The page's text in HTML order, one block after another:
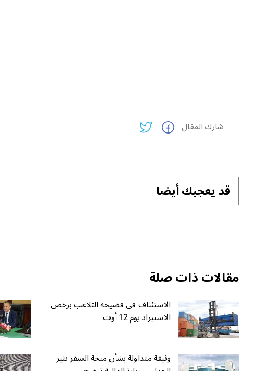
شارك المقال
قد يعجبك أيضا
مقالات ذات صلة
الاستئناف في فضيحة التلاعب برخص
الاستيراد يوم 12 أوت
وثيقة متداولة بشأن منحة السفر تثير